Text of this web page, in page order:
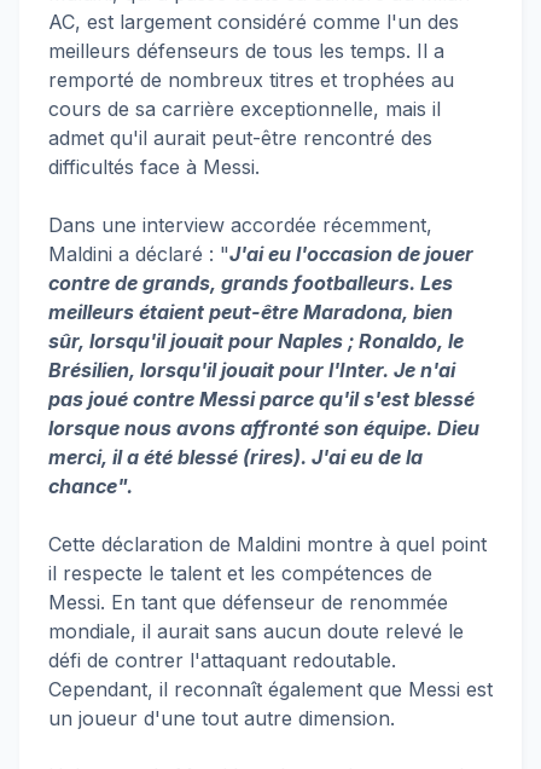
AC, est largement considéré comme l'un des
meilleurs défenseurs de tous les temps. Il a
remporté de nombreux titres et trophées au
cours de sa carrière exceptionnelle, mais il
admet qu'il aurait peut-être rencontré des
difficultés face à Messi.
Dans une interview accordée récemment,
Maldini a déclaré : "J'ai eu l'occasion de jouer
contre de grands, grands footballeurs. Les
meilleurs étaient peut-être Maradona, bien
sûr, lorsqu'il jouait pour Naples ; Ronaldo, le
Brésilien, lorsqu'il jouait pour l'Inter. Je n'ai
pas joué contre Messi parce qu'il s'est blessé
lorsque nous avons affronté son équipe. Dieu
merci, il a été blessé (rires). J'ai eu de la
chance".
Cette déclaration de Maldini montre à quel point
il respecte le talent et les compétences de
Messi. En tant que défenseur de renommée
mondiale, il aurait sans aucun doute relevé le
défi de contrer l'attaquant redoutable.
Cependant, il reconnaît également que Messi est
un joueur d'une tout autre dimension.